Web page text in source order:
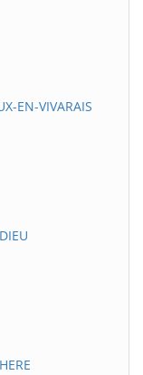
EN-VIVARAIS